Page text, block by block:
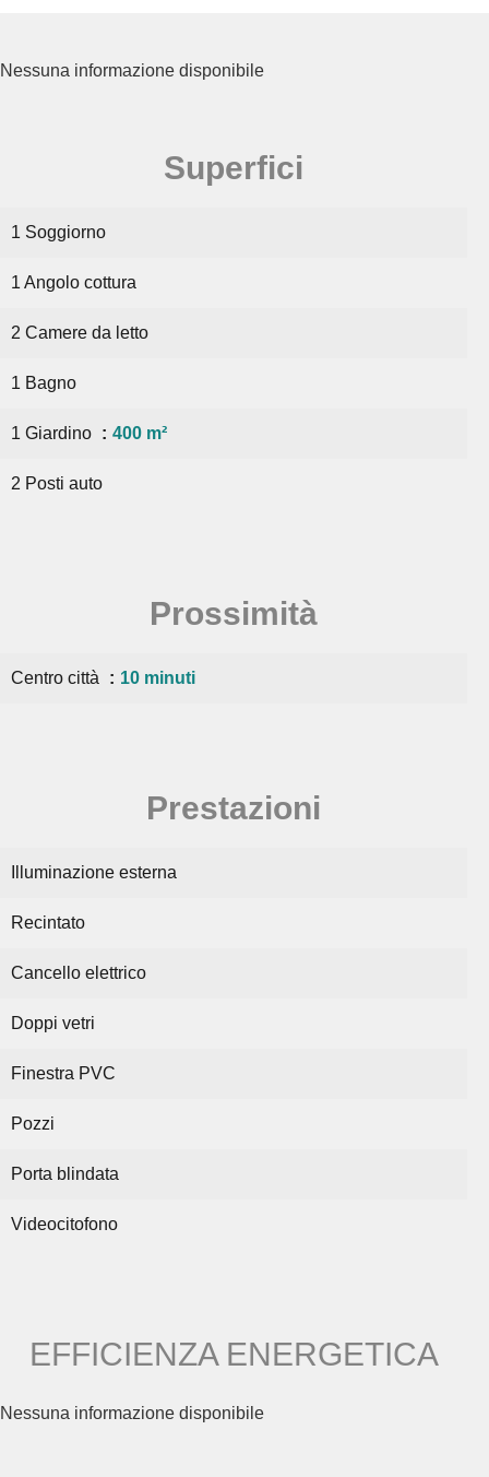
Nessuna informazione disponibile
Superfici
1 Soggiorno
1 Angolo cottura
2 Camere da letto
1 Bagno
1 Giardino 400 m²
2 Posti auto
Prossimità
Centro città 10 minuti
Prestazioni
Illuminazione esterna
Recintato
Cancello elettrico
Doppi vetri
Finestra PVC
Pozzi
Porta blindata
Videocitofono
EFFICIENZA ENERGETICA
Nessuna informazione disponibile